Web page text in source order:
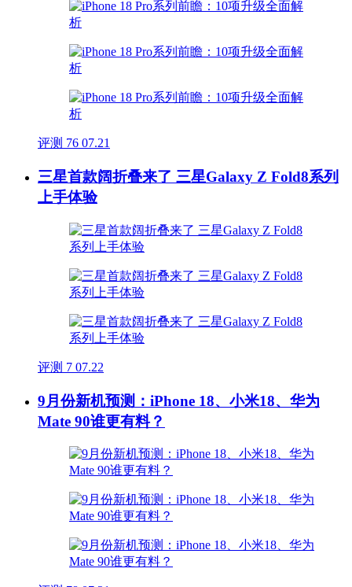
评测 76 07.21
三星首款阔折叠来了 三星Galaxy Z Fold8系列
上手体验
评测 7 07.22
9月份新机预测：iPhone 18、小米18、华为
Mate 90谁更有料？